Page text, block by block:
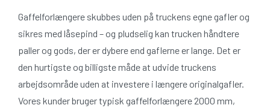
Gaffelforlængere skubbes uden på truckens egne gafler og
sikres med låsepind – og pludselig kan trucken håndtere
paller og gods, der er dybere end gaflerne er lange. Det er
den hurtigste og billigste måde at udvide truckens
arbejdsområde uden at investere i længere originalgafler.
Vores kunder bruger typisk gaffelforlængere 2000 mm,